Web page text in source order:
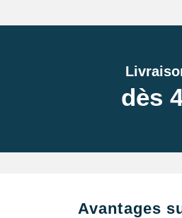
dès
Avantages